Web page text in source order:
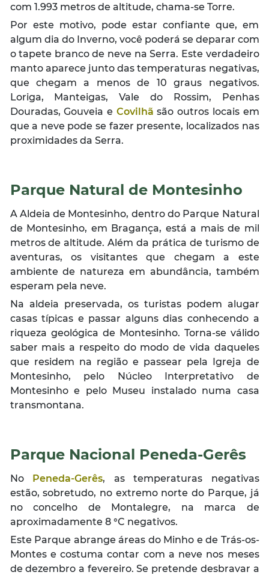
com 1.993 metros de altitude, chama-se Torre.
Por este motivo, pode estar confiante que, em
algum dia do Inverno, você poderá se deparar com
o tapete branco de neve na Serra. Este verdadeiro
manto aparece junto das temperaturas negativas,
que chegam a menos de 10 graus negativos.
Loriga, Manteigas, Vale do Rossim, Penhas
Douradas, Gouveia e Covilhã são outros locais em
que a neve pode se fazer presente, localizados nas
proximidades da Serra.
Parque Natural de Montesinho
A Aldeia de Montesinho, dentro do Parque Natural
de Montesinho, em Bragança, está a mais de mil
metros de altitude. Além da prática de turismo de
aventuras, os visitantes que chegam a este
ambiente de natureza em abundância, também
esperam pela neve.
Na aldeia preservada, os turistas podem alugar
casas típicas e passar alguns dias conhecendo a
riqueza geológica de Montesinho. Torna-se válido
saber mais a respeito do modo de vida daqueles
que residem na região e passear pela Igreja de
Montesinho, pelo Núcleo Interpretativo de
Montesinho e pelo Museu instalado numa casa
transmontana.
Parque Nacional Peneda-Gerês
No Peneda-Gerês, as temperaturas negativas
estão, sobretudo, no extremo norte do Parque, já
no concelho de Montalegre, na marca de
aproximadamente 8 °C negativos.
Este Parque abrange áreas do Minho e de Trás-os-
Montes e costuma contar com a neve nos meses
de dezembro a fevereiro. Se pretende desbravar a